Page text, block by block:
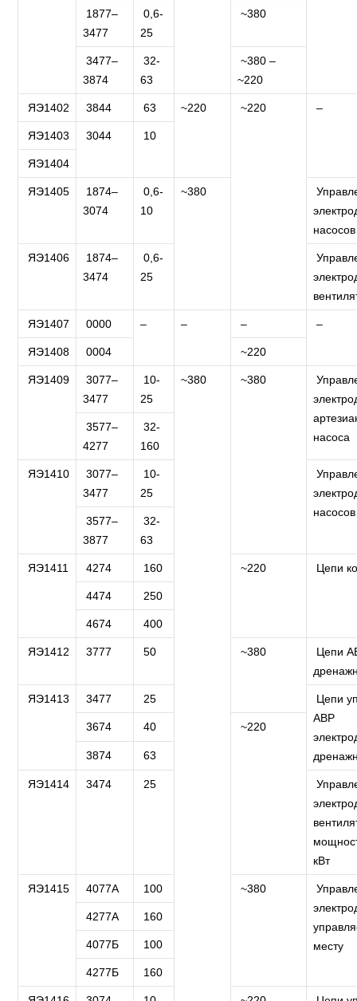
1877–
3477
0,6-
25
~380
3477–
3874
32-
63
~380 –
~220
ЯЭ1402 3844 63 ~220 ~220 –
ЯЭ1403 3044 10
ЯЭ1404
ЯЭ1405
1874–
3074
0,6-
10
~380
насосов
ЯЭ1406
1874–
3474
0,6-
25
ЯЭ1407 0000 – – – –
ЯЭ1408 0004 ~220
ЯЭ1409
3077–
3477
10-
25
~380 ~380
насоса
3577–
4277
32-
160
ЯЭ1410
3077–
3477
10-
25
насосов
3577–
3877
32-
63
ЯЭ1411 4274 160 ~220 Цепи
4474 250
4674 400
ЯЭ1412 3777 50 ~380
Цепи
ЯЭ1413 3477 25
Цепи
АВР
3674 40 ~220
3874 63
ЯЭ1414 3474 25
кВт
ЯЭ1415 4077А 100 ~380
месту
4277А 160
4077Б 100
4277Б 160